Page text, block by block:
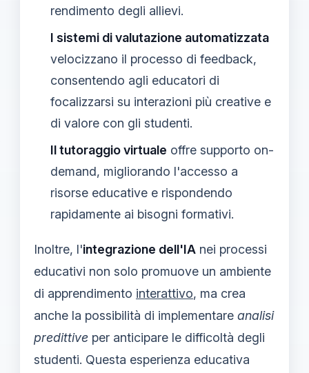
rendimento degli allievi.
I sistemi di valutazione automatizzata
velocizzano il processo di feedback,
consentendo agli educatori di
focalizzarsi su interazioni più creative e
di valore con gli studenti.
Il tutoraggio virtuale offre supporto on-
demand, migliorando l'accesso a
risorse educative e rispondendo
rapidamente ai bisogni formativi.
Inoltre, l'integrazione dell'IA nei processi
educativi non solo promuove un ambiente
di apprendimento interattivo, ma crea
anche la possibilità di implementare analisi
predittive per anticipare le difficoltà degli
studenti. Questa esperienza educativa